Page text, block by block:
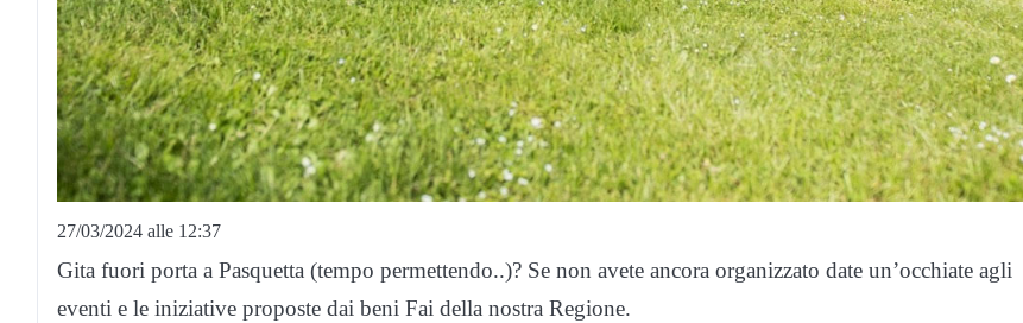
27/03/2024 alle 12:37
Gita fuori porta a Pasquetta (tempo permettendo..)? Se non avete ancora organizzato date un’occhiate agli
eventi e le iniziative proposte dai beni Fai della nostra Regione.